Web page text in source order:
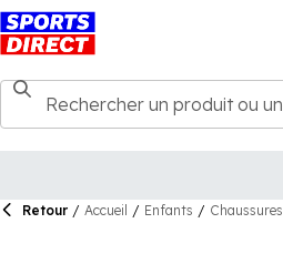
Retour / Accueil / Enfants / Chaussures